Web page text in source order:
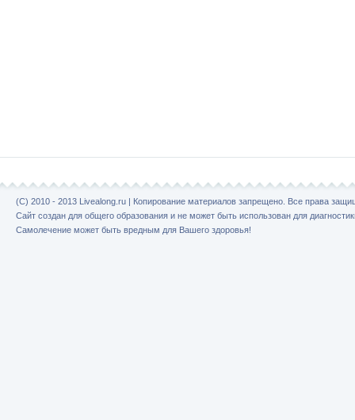
(C) 2010 - 2013 Livealong.ru | Копирование материалов запрещено. Все права
Сайт создан для общего образования и не может быть использован для
Самолечение может быть вредным для Вашего здоровья!